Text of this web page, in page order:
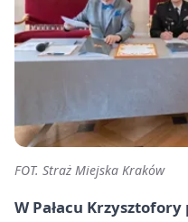
FOT. Straż Miejska Kraków
W Pałacu